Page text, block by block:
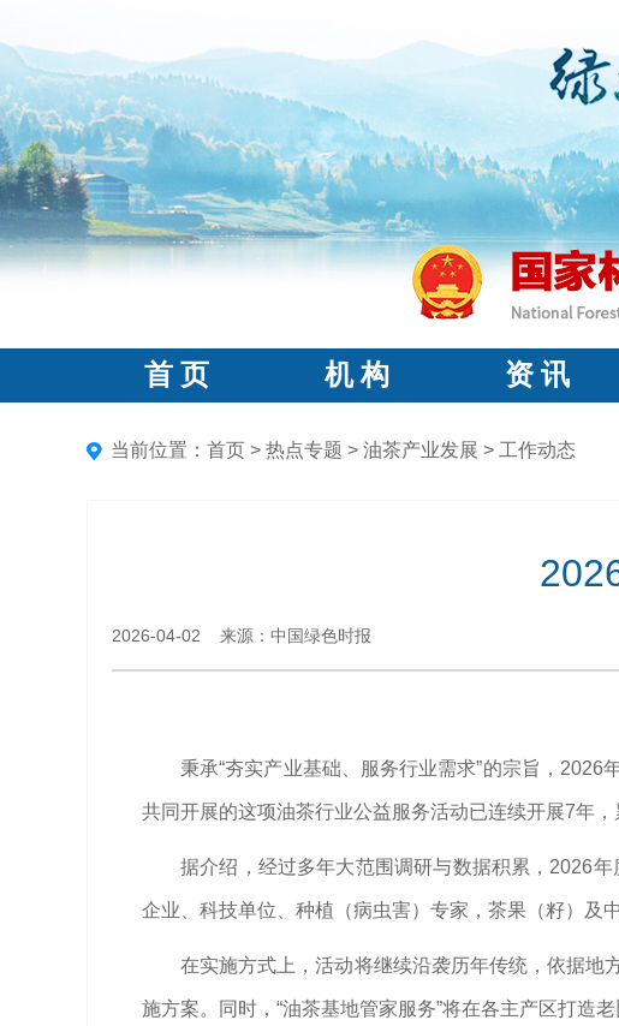
首 页 机 构 资 讯
当前位置： 首页 > 热点专题 > 油茶产业发展 > 工作动态
2026-04-02 来源：中国绿色时报
秉承“夯实产业基础、服务行业需求”的宗旨，
共同开展的这项油茶行业公益服务活动已连续开展7年，
据介绍，经过多年大范围调研与数据积累，2026
企业、科技单位、种植（病虫害）专家，茶果（籽）及
在实施方式上，活动将继续沿袭历年传统，依据地
施方案。同时，“油茶基地管家服务”将在各主产区打造